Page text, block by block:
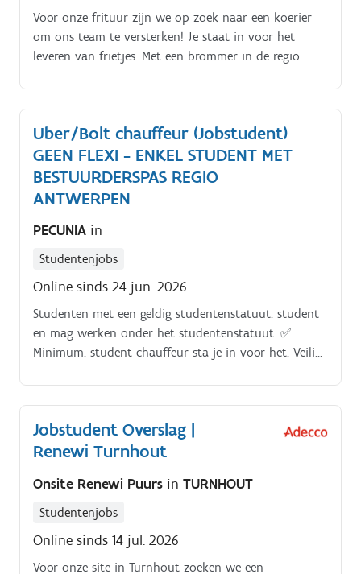
Voor onze frituur zijn we op zoek naar een koerier
om ons team te versterken! Je staat in voor het
leveren van frietjes. Met een brommer in de regio
of B, ben je automatisch in het bezit van een
rijbewijs AM en mag je met onze brommer tot 45
km/uur rijden.
Uber/Bolt chauffeur (Jobstudent)
GEEN FLEXI - ENKEL STUDENT MET
BESTUURDERSPAS REGIO
ANTWERPEN
PECUNIA in
Studentenjobs
Online sinds 24 jun. 2026
Studenten met een geldig studentenstatuut. student
en mag werken onder het studentenstatuut. ✅
Minimum. student chauffeur sta je in voor het. Veilig,
Jobstudent Overslag |
Renewi Turnhout
Onsite Renewi Puurs in TURNHOUT
Studentenjobs
Online sinds 14 jul. 2026
Voor onze site in Turnhout zoeken we een